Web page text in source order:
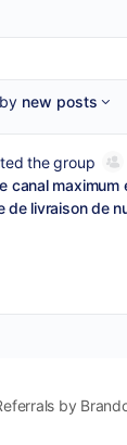
new posts
the group
canal maximum
de livraison de
by